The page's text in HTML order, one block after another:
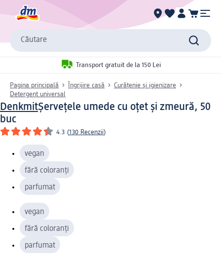
Căutare
Transport gratuit de la 150 Lei
Pagina principală Îngrijire casă
Curățenie și igienizare
Detergent universal
DenkmitȘervețele umede cu oțet și zmeură, 50
buc
4.3 (130 Recenzii)
vegan
fără coloranți
parfumat
vegan
fără coloranți
parfumat